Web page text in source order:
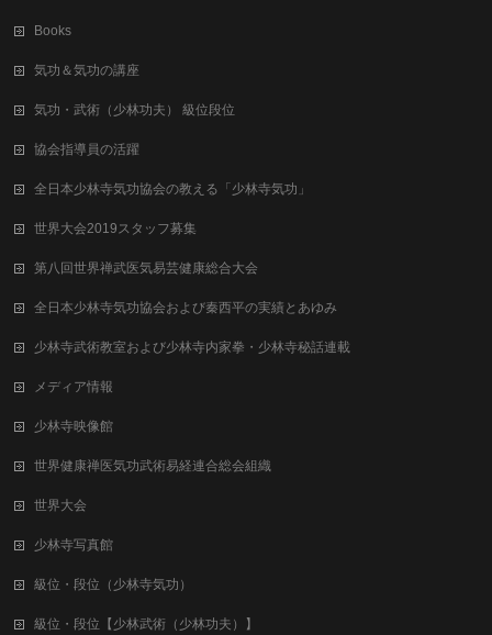
Books
気功＆気功の講座
気功・武術（少林功夫） 級位段位
協会指導員の活躍
全日本少林寺気功協会の教える「少林寺気功」
世界大会2019スタッフ募集
第八回世界禅武医気易芸健康総合⼤会
全日本少林寺気功協会および秦西平の実績とあゆみ
少林寺武術教室および少林寺内家拳・少林寺秘話連載
メディア情報
少林寺映像館
世界健康禅医気功武術易経連合総会組織
世界大会
少林寺写真館
級位・段位（少林寺気功）
級位・段位【少林武術（少林功夫）】